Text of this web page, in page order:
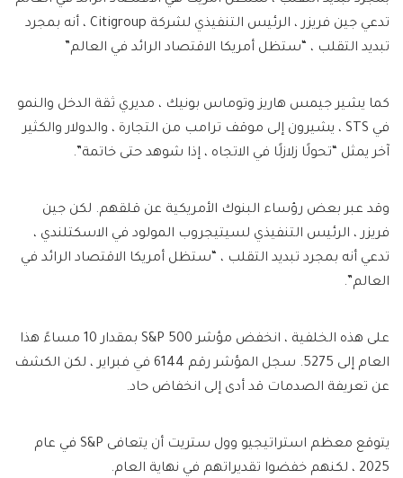
تدعي جين فريزر ، الرئيس التنفيذي لشركة Citigroup ، أنه بمجرد
تبديد التقلب ، “ستظل أمريكا الاقتصاد الرائد في العالم”
كما يشير جيمس هاريز وتوماس بونيك ، مديري ثقة الدخل والنمو
في STS ، يشيرون إلى موقف ترامب من التجارة ، والدولار والكثير
آخر يمثل “تحولًا زلازلًا في الاتجاه ، إذا شوهد حتى خاتمة”.
وقد عبر بعض رؤساء البنوك الأمريكية عن قلقهم. لكن جين
فريزر ، الرئيس التنفيذي لسيتيجروب المولود في الاسكتلندي ،
تدعي أنه بمجرد تبديد التقلب ، “ستظل أمريكا الاقتصاد الرائد في
العالم”.
على هذه الخلفية ، انخفض مؤشر S&P 500 بمقدار 10 مساءً هذا
العام إلى 5275. سجل المؤشر رقم 6144 في فبراير ، لكن الكشف
عن تعريفة الصدمات قد أدى إلى انخفاض حاد.
يتوقع معظم استراتيجيو وول ستريت أن يتعافى S&P في عام
2025 ، لكنهم خفضوا تقديراتهم في نهاية العام.